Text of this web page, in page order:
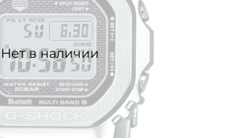
Нет в наличии